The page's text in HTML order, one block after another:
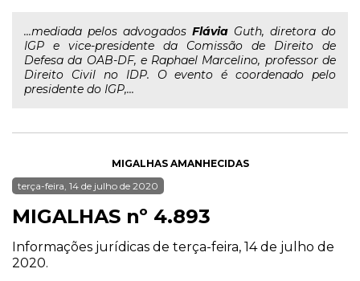
...mediada pelos advogados Flávia Guth, diretora do
IGP e vice-presidente da Comissão de Direito de
Defesa da OAB-DF, e Raphael Marcelino, professor de
Direito Civil no IDP. O evento é coordenado pelo
presidente do IGP,...
MIGALHAS AMANHECIDAS
terça-feira, 14 de julho de 2020
MIGALHAS nº 4.893
Informações jurídicas de terça-feira, 14 de julho de
2020.